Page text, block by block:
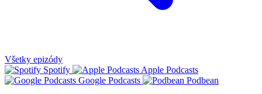
Všetky epizódy
Spotify
Apple Podcasts
Google Podcasts
Podbean